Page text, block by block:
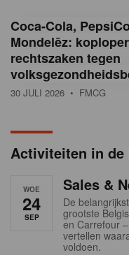
e
a
n
Coca-Cola,
Mondelēz:
rechtszaken tegen
30 JULI 2026 • FMCG
Activiteiten in de
WOE
24
SEP
Sales &
De
grootste
en Carrefour
vertellen
voldoen.